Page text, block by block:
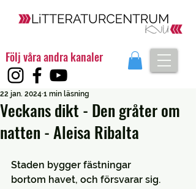
Följ våra andra kanaler
Veckans dikt - Den gråter om
natten - Aleisa Ribalta
22 jan. 2024 1 min läsning
Staden bygger fästningar
bortom havet, och försvarar sig.